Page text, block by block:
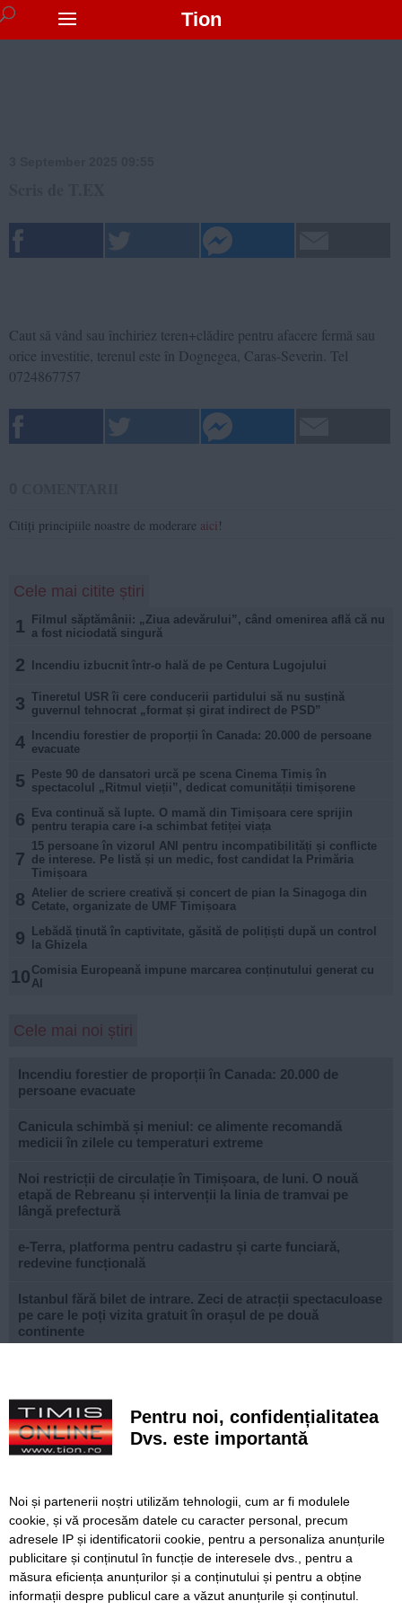
Tion
Caut să vând sau închiriez teren+clădire pentru afacere fermă sau
orice investitie, terenul este în Dognegea, Caras-Severin. Tel
0724867757
Citiți principiile noastre de moderare aici!
Cele mai citite știri
1
Filmul săptămânii: „Ziua adevărului”, când omenirea află că nu
a fost niciodată singură
2 Incendiu izbucnit într-o hală de pe Centura Lugojului
3 Tineretul USR îi cere conducerii partidului să nu susțină
guvernul tehnocrat „format și girat indirect de PSD”
4
Incendiu forestier de proporții în Canada: 20.000 de persoane
evacuate
5
Peste 90 de dansatori urcă pe scena Cinema Timiș în
spectacolul „Ritmul vieții”, dedicat comunității timișorene
6
Eva continuă să lupte. O mamă din Timișoara cere sprijin
pentru terapia care i-a schimbat fetiței viața
7
15 persoane în vizorul ANI pentru incompatibilități și conflicte
de interese. Pe listă și un medic, fost candidat la Primăria
Timișoara
8 Atelier de scriere creativă și concert de pian la Sinagoga din
Cetate, organizate de UMF Timișoara
9
Lebădă ținută în captivitate, găsită de polițiști după un control
la Ghizela
10 Comisia Europeană impune marcarea conținutului generat cu
AI
Cele mai noi știri
Incendiu forestier de proporții în Canada: 20.000 de
persoane evacuate
Canicula schimbă și meniul: ce alimente recomandă
medicii în zilele cu temperaturi extreme
Noi restricții de circulație în Timișoara, de luni. O nouă
etapă de Rebreanu și intervenții la linia de tramvai pe
lângă prefectură
e-Terra, platforma pentru cadastru și carte funciară,
redevine funcțională
Istanbul fără bilet de intrare. Zeci de atracții spectaculoase
pe care le poți vizita gratuit în orașul de pe două
continente
Misterioso! Început romantic de stagiune la Opera din
Timișoara
Construcție impresionantă din Imperiul Roman, scoasă la
Continuă modernizarea centrului pietonal al Lugojului.
Contract de 21 de milioane de lei, finanțat european
Poli scapă de înfrângere, dar pleacă doar cu un punct din
deplasarea cu Șelimbăr
Pentru noi, confidențialitatea
Dvs. este importantă
Noi și partenerii noștri utilizăm tehnologii, cum ar fi modulele
cookie, și vă procesăm datele cu caracter personal, precum
adresele IP și identificatorii cookie, pentru a personaliza anunțurile
publicitare și conținutul în funcție de interesele dvs., pentru a
măsura eficiența anunțurilor și a conținutului și pentru a obține
informații despre publicul care a văzut anunțurile și conținutul.